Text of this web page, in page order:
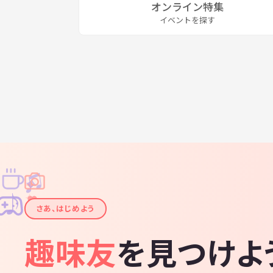
オンライン特集
イベントを探す
✦
✦
✧
✧
♪
♫
さあ、はじめよう
趣味友を見つけよ